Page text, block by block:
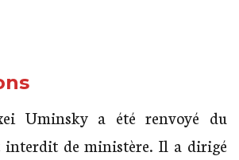
Uminsky a été renvoyé du
interdit de ministère. Il a dirigé